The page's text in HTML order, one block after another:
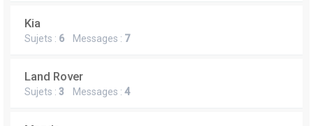
Kia
Sujets : 6 Messages : 7
Land Rover
Sujets : 3 Messages : 4